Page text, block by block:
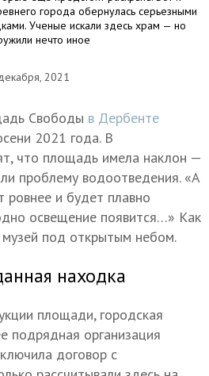
города обернулась серьезными
Ученые искали здесь храм — но
нечто иное
2021
Свободы в Дербенте
2021 года. В
что площадь имела наклон —
проблему водоотведения. «А
и будет плавно
освещение появится…» Как
музей под открытым небом.
находка
площади, городская
подрядная организация
договор с